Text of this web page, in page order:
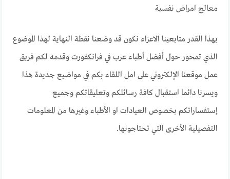
معالج امراض نفسية
بهذا القدر متابعينا الاعزاء نكون قد وضعنا نقطة النهاية لهذا الموضوع
الذي تمحور حول أفضل أطباء عرب في فرانكفورت وقدمه لكم فريق
عمل موقعنا الإلكتروني على امل اللقاء بكم في مواضيع جديدة هذا
ويسرنا دائما استقبال كافة رسائلكم وتعليقاتكم وجميع
إستفساراتكم بخصوص العيادات او الأطباء وغيرها من المعلومات
التفصيلية الأخرى التي تحتاجونها.